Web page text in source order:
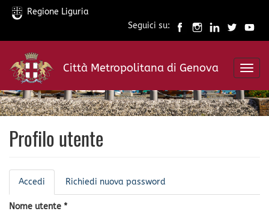
Salta
contenuto
principale
Regione Liguria
Seguici su:
Città Metropolitana di Genova
Profilo utente
Schede
primarie
Accedi (scheda
attiva)
Richiedi nuova password
Nome utente *